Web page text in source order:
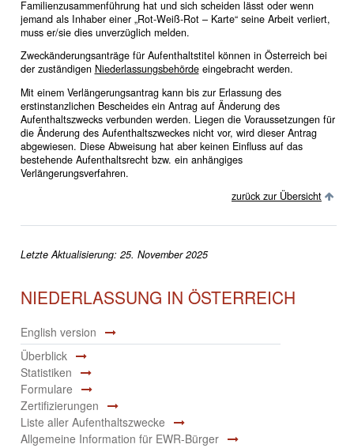
Familienzusammenführung hat und sich scheiden lässt oder wenn
jemand als Inhaber einer „Rot-Weiß-Rot – Karte“ seine Arbeit verliert,
muss er/sie dies unverzüglich melden.
Zweckänderungsanträge für Aufenthaltstitel können in Österreich bei
der zuständigen Niederlassungsbehördeeingebracht werden.
Mit einem Verlängerungsantrag kann bis zur Erlassung des
erstinstanzlichen Bescheides ein Antrag auf Änderung des
Aufenthaltszwecks verbunden werden. Liegen die Voraussetzungen für
die Änderung des Aufenthaltszweckes nicht vor, wird dieser Antrag
abgewiesen. Diese Abweisung hat aber keinen Einfluss auf das
bestehende Aufenthaltsrecht bzw. ein anhängiges
Verlängerungsverfahren.
zurück zur Übersicht
Letzte Aktualisierung: 25. November 2025
NIEDERLASSUNG IN ÖSTERREICH
English version
Überblick
Statistiken
Formulare
Zertifizierungen
Liste aller Aufenthaltszwecke
Allgemeine Information für EWR-Bürger